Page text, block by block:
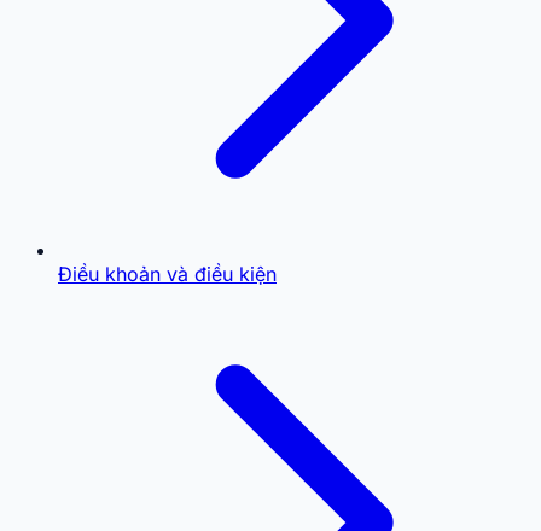
Điều khoản và điều kiện